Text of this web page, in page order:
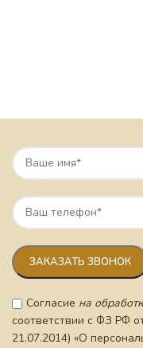
Согласие на
соответствии с ФЗ РФ
21.07.2014) «О